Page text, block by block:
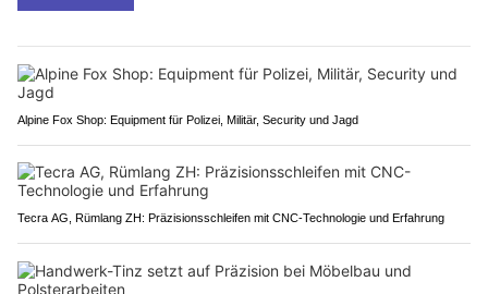
Alpine Fox Shop: Equipment für Polizei, Militär, Security und Jagd
Tecra AG, Rümlang ZH: Präzisionsschleifen mit CNC-Technologie und Erfahrung